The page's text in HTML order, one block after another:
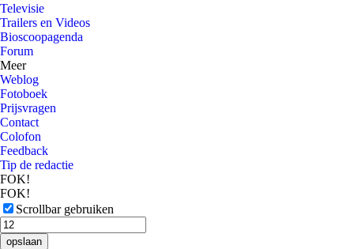
Televisie
Trailers en Videos
Bioscoopagenda
Forum
Meer
Weblog
Fotoboek
Prijsvragen
Contact
Colofon
Feedback
Tip de redactie
FOK!
FOK!
Scrollbar gebruiken
opslaan